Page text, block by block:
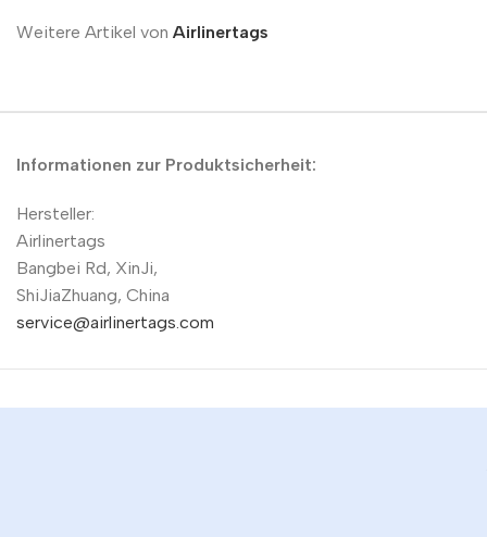
Weitere Artikel von Airlinertags
Informationen zur Produktsicherheit:
Hersteller:
Airlinertags
Bangbei Rd, XinJi,
ShiJiaZhuang, China
service@airlinertags.com